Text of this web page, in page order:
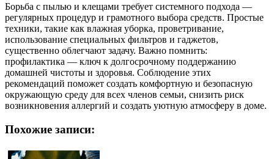
Борьба с пылью и клещами требует системного подхода —
регулярных процедур и грамотного выбора средств. Простые
техники, такие как влажная уборка, проветривание,
использование специальных фильтров и гаджетов,
существенно облегчают задачу. Важно помнить:
профилактика — ключ к долгосрочному поддержанию
домашней чистоты и здоровья. Соблюдение этих
рекомендаций поможет создать комфортную и безопасную
окружающую среду для всех членов семьи, снизить риск
возникновения аллергий и создать уютную атмосферу в доме.
Похожие записи: